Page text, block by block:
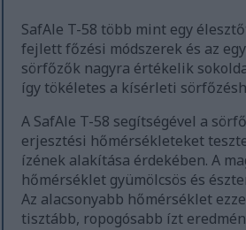
SafAle T-58 több mint egy
fejlett főzési módszerek és az
sörfőzők nagyra értékelik
így tökéletes a kísérleti
A SafAle T-58 segítségével a
erjesztési hőmérsékleteket
ízének alakítása érdekében. A
hőmérséklet gyümölcsös és
Az alacsonyabb hőmérséklet
tisztább, ropogósabb ízt